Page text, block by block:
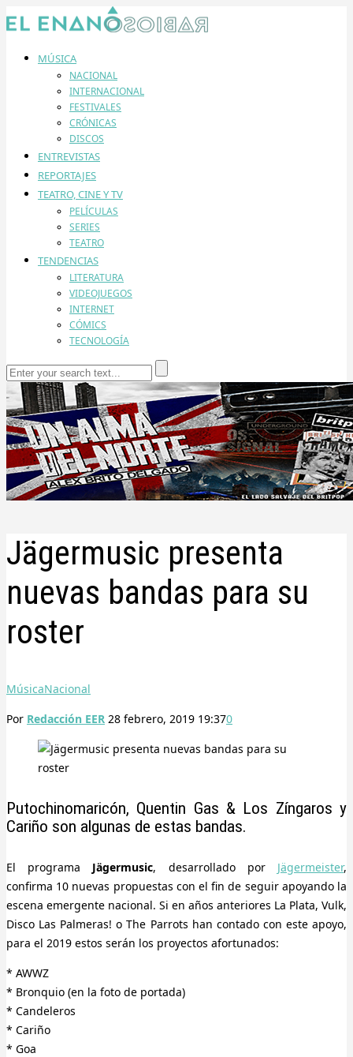
MÚSICA
NACIONAL
INTERNACIONAL
FESTIVALES
CRÓNICAS
DISCOS
ENTREVISTAS
REPORTAJES
TEATRO, CINE Y TV
PELÍCULAS
SERIES
TEATRO
TENDENCIAS
LITERATURA
VIDEOJUEGOS
INTERNET
CÓMICS
TECNOLOGÍA
Jägermusic presenta
nuevas bandas para su
roster
MúsicaNacional
Por Redacción EER 28 febrero, 2019 19:370
Putochinomaricón, Quentin Gas & Los Zíngaros y
Cariño son algunas de estas bandas.
El programa Jägermusic, desarrollado por Jägermeister,
confirma 10 nuevas propuestas con el fin de seguir apoyando la
escena emergente nacional. Si en años anteriores La Plata, Vulk,
Disco Las Palmeras! o The Parrots han contado con este apoyo,
para el 2019 estos serán los proyectos afortunados:
* AWWZ
* Bronquio (en la foto de portada)
* Candeleros
* Cariño
* Goa